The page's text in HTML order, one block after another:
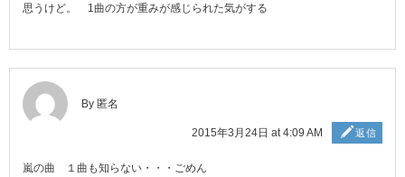
思うけど。 1曲の方が重みが感じられた気がする
By 匿名
2015年3月24日 at 4:09 AM 返信
嵐の曲 １曲も知らない・・・ごめん